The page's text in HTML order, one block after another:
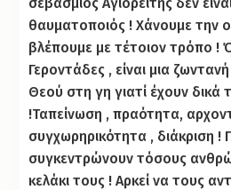
θαυματοποιός ! Χάνουμε την
βλέπουμε με τέτοιον τρόπο !
Γεροντάδες , είναι μια
Θεού στη γη γιατί έχουν δικά
!Ταπείνωση , πραότητα,
συγχωρηρικότητα , διάκριση !
συγκεντρώνουν τόσους
κελάκι τους ! Αρκεί να τους